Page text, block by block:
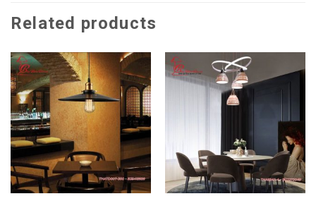
Related products